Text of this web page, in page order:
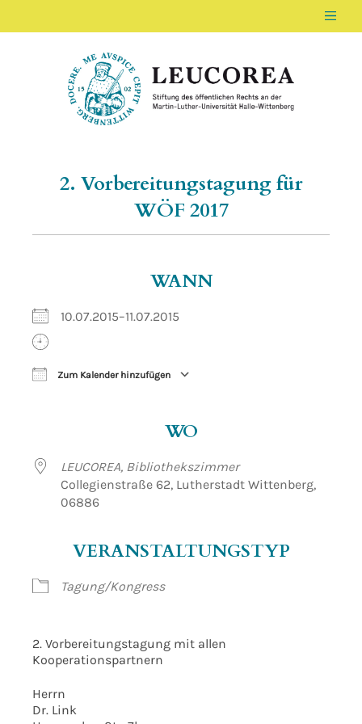
LEUCOREA DE
Stiftung des öffentlichen Rechts an der
2. Vorbereitungstagung für
WÖF 2017
WANN
10.07.2015–11.07.2015
Zum Kalender hinzufügen
WO
LEUCOREA, Bibliothekszimmer
Collegienstraße 62, Lutherstadt Wittenberg,
06886
VERANSTALTUNGSTYP
Tagung/Kongress
2. Vorbereitungstagung mit allen
Kooperationspartnern
Herrn
Dr. Link